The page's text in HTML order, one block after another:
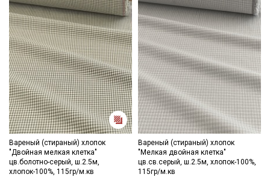
Вареный (стираный) хлопок
"Двойная мелкая клетка"
цв.болотно-серый, ш.2.5м,
хлопок-100%, 115гр/м.кв
Вареный (стираный) хлопок
"Мелкая двойная клетка"
цв.св.серый, ш.2.5м, хлопок-100%,
115гр/м.кв